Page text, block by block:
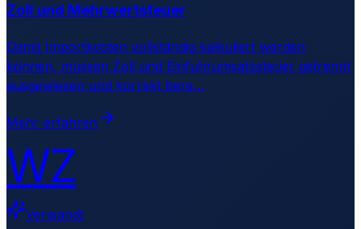
Zoll und Mehrwertsteuer
Damit Importkosten vollständig kalkuliert werden
können, müssen Zoll und Einfuhrumsatzsteuer getrennt
ausgewiesen und korrekt bere…
Mehr erfahren
WZ
Verwandt